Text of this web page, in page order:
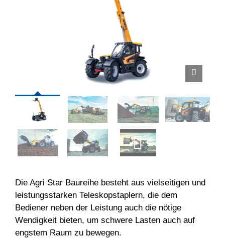
Die Agri Star Baureihe besteht aus vielseitigen und
leistungsstarken Teleskopstaplern, die dem
Bediener neben der Leistung auch die nötige
Wendigkeit bieten, um schwere Lasten auch auf
engstem Raum zu bewegen.